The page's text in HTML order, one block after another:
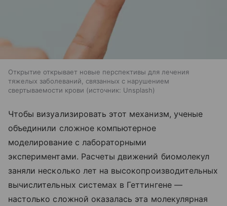
Открытие открывает новые перспективы для лечения
тяжелых заболеваний, связанных с нарушением
свертываемости крови
источник: Unsplash
Чтобы визуализировать этот механизм, ученые
объединили сложное компьютерное
моделирование с лабораторными
экспериментами. Расчеты движений биомолекул
заняли несколько лет на высокопроизводительных
вычислительных системах в Геттингене —
настолько сложной оказалась эта молекулярная